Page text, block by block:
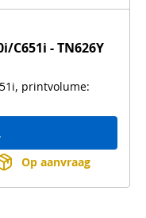
C651i - TN626Y
printvolume:
Op aanvraag